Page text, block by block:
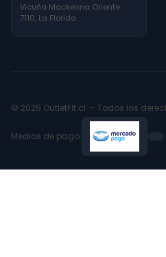
Vicuña Mackenna Oriente
7110, La Florida
© 2026 OutletFit.cl — Todos los
Medios de pago: